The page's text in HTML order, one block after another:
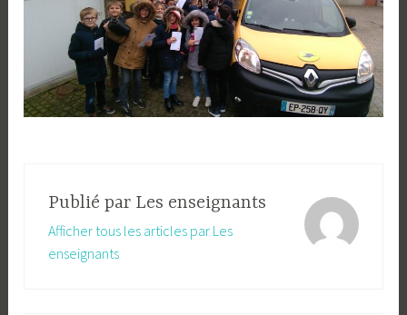
Publié par Les enseignants
Afficher tous les articles par Les
enseignants